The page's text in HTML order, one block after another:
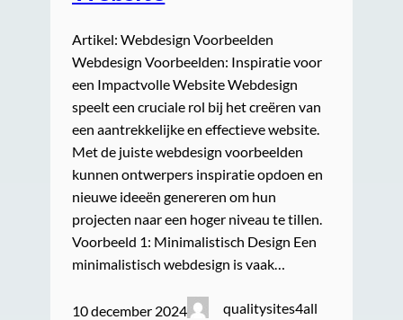
Artikel: Webdesign Voorbeelden
Webdesign Voorbeelden: Inspiratie voor
een Impactvolle Website Webdesign
speelt een cruciale rol bij het creëren van
een aantrekkelijke en effectieve website.
Met de juiste webdesign voorbeelden
kunnen ontwerpers inspiratie opdoen en
nieuwe ideeën genereren om hun
projecten naar een hoger niveau te tillen.
Voorbeeld 1: Minimalistisch Design Een
minimalistisch webdesign is vaak…
10 december 2024 qualitysites4all